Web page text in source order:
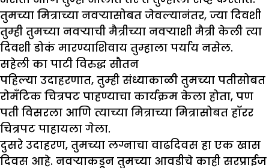
तुमच्या मित्राच्या नवर्‍यासोबत जेवल्यानंतर, ज्या दिवशी
तुम्ही तुमच्या नवऱ्याची मैत्रीच्या नवऱ्याशी मैत्री केली त्या
दिवशी डोकं मारण्याशिवाय तुम्हाला पर्याय नसेल.
सहेली का पाटी विरुद्ध सौतन
पहिल्या उदाहरणात, तुम्ही संध्याकाळी तुमच्या पतीसोबत
रोमँटिक चित्रपट पाहण्याचा कार्यक्रम केला होता, पण
पती विसरला आणि त्याच्या मित्राच्या मित्रासोबत हॉरर
चित्रपट पाहायला गेला.
दुसरे उदाहरण, तुमच्या लग्नाचा वाढदिवस हा एक खास
दिवस आहे. नवऱ्याकडून तुमच्या आवडीचे काही सरप्राईज